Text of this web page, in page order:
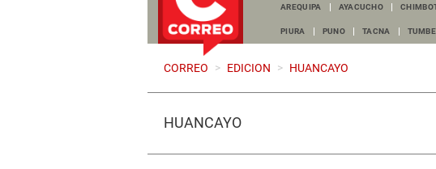
AREQUIPA AYACUCHO
PIURA PUNO TACNA
CORREO > EDICION > HUANCAYO
HUANCAYO